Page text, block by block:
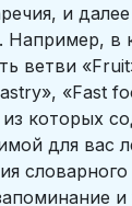
и
Например, в
ветви
«Fast
которых
для вас
словарного